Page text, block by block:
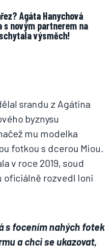
Agáta Hanychová
s novým partnerem na
výsměch!
srandu z Agátina
byznysu
mu modelka
fotkou s dcerou Miou.
v roce 2019, soud
oficiálně rozvedl loni
s focením nahých fotek
a chci se ukazovat,